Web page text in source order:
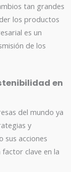
tan grandes
los productos
es un
de los
en
del mundo ya
y
sus acciones
clave en la